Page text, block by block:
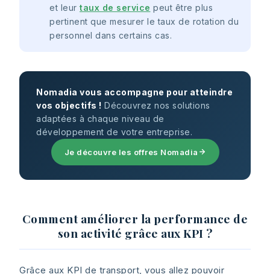
et leur taux de service peut être plus
pertinent que mesurer le taux de rotation du
personnel dans certains cas.
Nomadia vous accompagne pour atteindre
vos objectifs ! Découvrez nos solutions
adaptées à chaque niveau de
développement de votre entreprise.
Je découvre les offres Nomadia
Comment améliorer la performance de
son activité grâce aux KPI ?
Grâce aux KPI de transport, vous allez pouvoir